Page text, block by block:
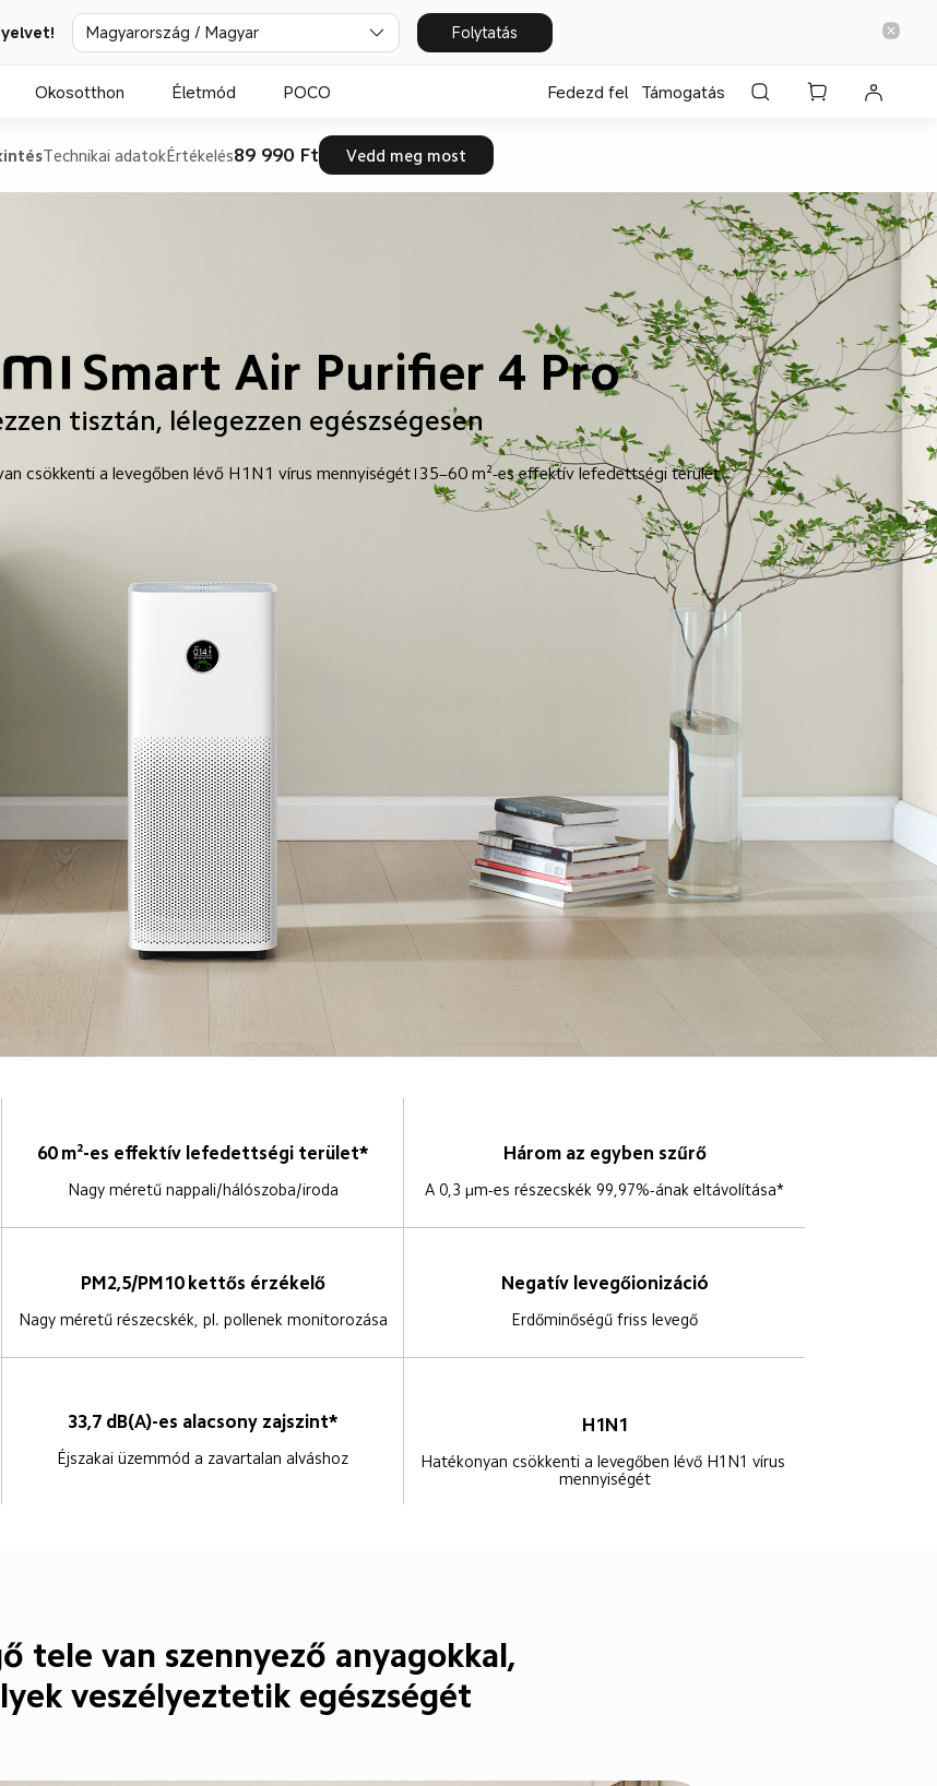
Magyarország / Magyar Folytatás
Okosotthon Életmód POCO Fedezd fel Támogatás
Technikai adatokÉrtékelés89 990 Ft Vedd meg most
Smart Air Purifier 4 Pro
tisztán, lélegezzen egészségesen
csökkenti a levegőben lévő H1N1 vírus mennyiségét 35–60 m²-es effektív lefedettségi terület
60 m²-es effektív lefedettségi terület*
Nagy méretű nappali/hálószoba/iroda
Három az egyben szűrő
A 0,3 μm-es részecskék 99,97%-ának eltávolítása*
PM2,5/PM10 kettős érzékelő
Nagy méretű részecskék, pl. pollenek monitorozása
Negatív levegőionizáció
Erdőminőségű friss levegő
33,7 dB(A)-es alacsony zajszint*
Éjszakai üzemmód a zavartalan alváshoz
H1N1
Hatékonyan csökkenti a levegőben lévő H1N1 vírus
mennyiségét
tele van szennyező anyagokkal,
veszélyeztetik egészségét